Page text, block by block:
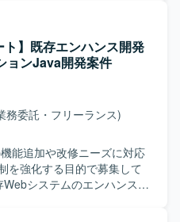
スまでを含む大規模なイン
て頂けます。設計変更から
を経験できるため、イン
ットを広く深く強化して
ーや上流工程へのステッ
通じて経験を積める案件
スタミドルウェア、Oracle
ンフラ基盤を扱って頂きま
験環境も含め、複数のサー
ースまで一連の工程に携わ
設計などの上流工程にも関
連携や仕様調整を行ってい
きる方を求めております。5
周囲と連携しながら自律
ミュニケーションを通じ
。 【ポジション
アシステムに携わること
ション開発スキルの双方を
から開発・保守まで一気通
】既存エンハンス開発
ョンJava開発案件
務委託・フリーランス)
能追加や改修ニーズに対応
を強化する目的で募集して